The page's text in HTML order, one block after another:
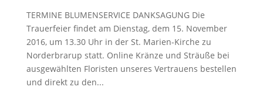
TERMINE BLUMENSERVICE DANKSAGUNG Die
Trauerfeier findet am Dienstag, dem 15. November
2016, um 13.30 Uhr in der St. Marien-Kirche zu
Norderbrarup statt. Online Kränze und Sträuße bei
ausgewählten Floristen unseres Vertrauens bestellen
und direkt zu den...